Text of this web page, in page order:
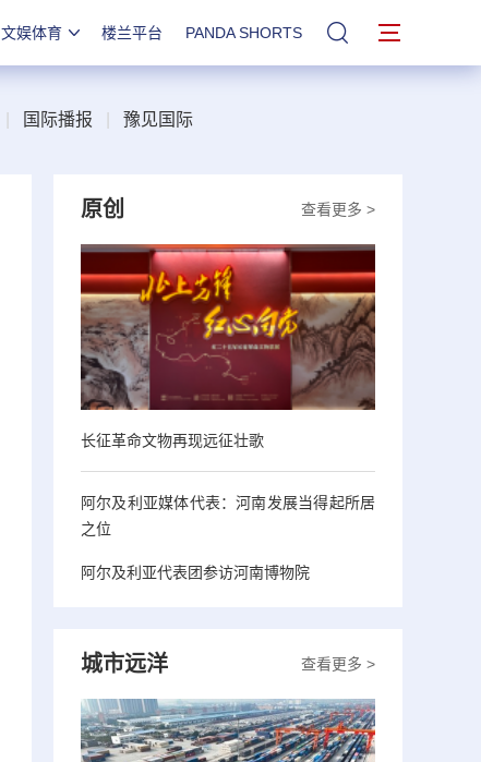
文娱体育 楼兰平台 PANDA SHORTS 站内搜索
国际播报 豫见国际
查看更多 >
原创
长征革命文物再现远征壮歌
阿尔及利亚媒体代表：河南发展当得起所居
之位
阿尔及利亚代表团参访河南博物院
查看更多 >
城市远洋